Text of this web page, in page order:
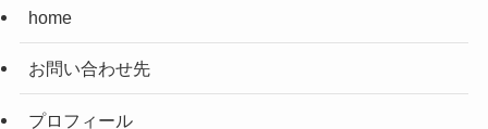
home
お問い合わせ先
プロフィール